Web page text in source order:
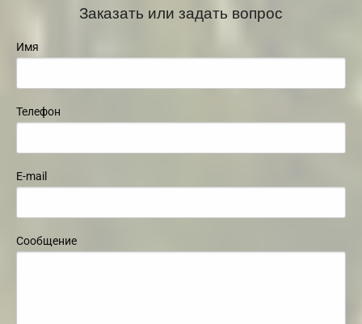
Заказать или задать вопрос
Имя
Телефон
E-mail
Сообщение